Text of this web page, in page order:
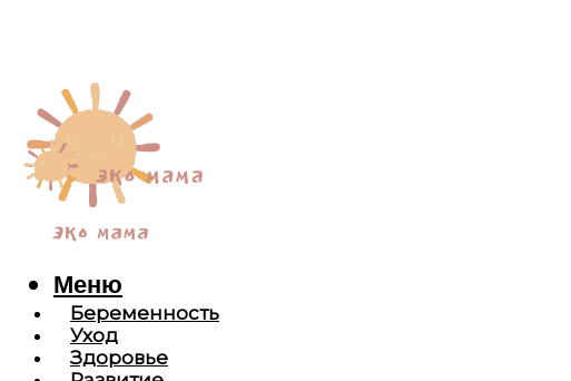
Беременность
Уход
Здоровье
Меню